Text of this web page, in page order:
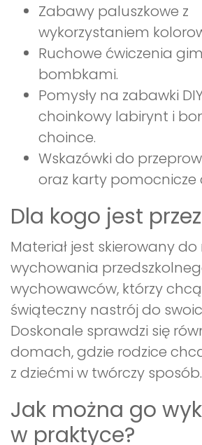
Zabawy paluszkowe z
wykorzystaniem
Ruchowe ćwiczenia
bombkami.
Pomysły na zabawki
choinkowy labirynt i
choince.
Wskazówki do
oraz karty pomocnicze
Dla kogo jest
Materiał jest skierowany
wychowania
wychowawców, którzy
świąteczny nastrój do
Doskonale sprawdzi się
domach, gdzie rodzice
z dziećmi w twórczy sposób.
Jak można go
w praktyce?